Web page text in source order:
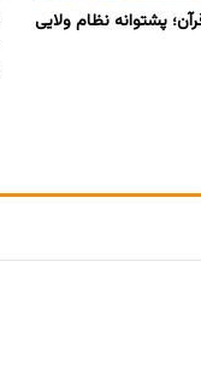
پشتوانه نظام ولایی